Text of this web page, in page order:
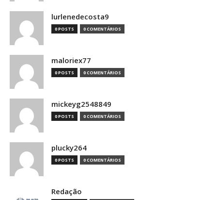
lurlenedecosta9
0 POSTS 0 COMENTÁRIOS
maloriex77
0 POSTS 0 COMENTÁRIOS
mickeyg2548849
0 POSTS 0 COMENTÁRIOS
plucky264
0 POSTS 0 COMENTÁRIOS
Redação